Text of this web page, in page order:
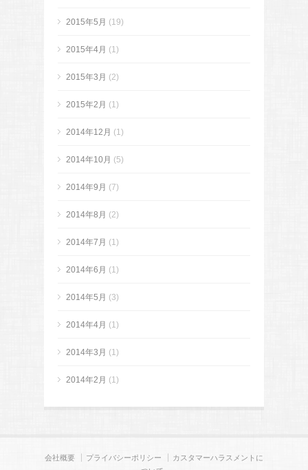
2015年5月 (19)
2015年4月 (1)
2015年3月 (2)
2015年2月 (1)
2014年12月 (1)
2014年10月 (5)
2014年9月 (7)
2014年8月 (2)
2014年7月 (1)
2014年6月 (1)
2014年5月 (3)
2014年4月 (1)
2014年3月 (1)
2014年2月 (1)
会社概要 プライバシーポリシー
カスタマーハラスメントに